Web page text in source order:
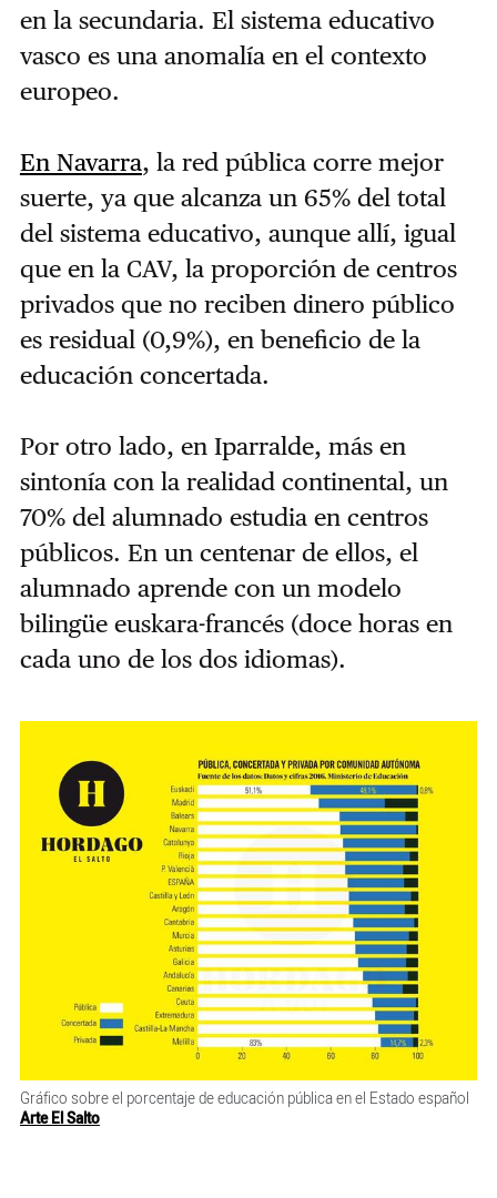
en la secundaria. El sistema educativo
vasco es una anomalía en el contexto
europeo.
En Navarra, la red pública corre mejor
suerte, ya que alcanza un 65% del total
del sistema educativo, aunque allí, igual
que en la CAV, la proporción de centros
privados que no reciben dinero público
es residual (0,9%), en beneficio de la
educación concertada.
Por otro lado, en Iparralde, más en
sintonía con la realidad continental, un
70% del alumnado estudia en centros
públicos. En un centenar de ellos, el
alumnado aprende con un modelo
bilingüe euskara-francés (doce horas en
cada uno de los dos idiomas).
Gráfico sobre el porcentaje de educación pública en el Estado español
Arte El Salto